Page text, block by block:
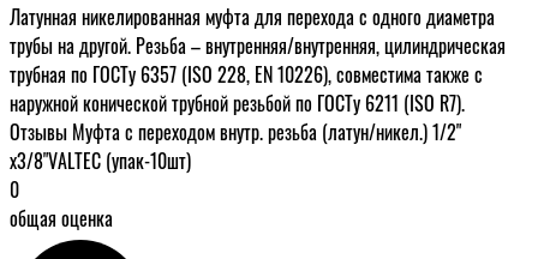
Латунная никелированная муфта для перехода с одного диаметра
трубы на другой. Резьба – внутренняя/внутренняя, цилиндрическая
трубная по ГОСТу 6357 (ISO 228, EN 10226), совместима также с
наружной конической трубной резьбой по ГОСТу 6211 (ISO R7).
Отзывы Муфта c переходом внутр. резьба (латун/никел.) 1/2"
х3/8"VALTEC (упак-10шт)
0
общая оценка